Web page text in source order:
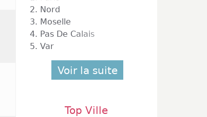
2. Nord
3. Moselle
4. Pas De Calais
5. Var
Voir la suite
Top Ville